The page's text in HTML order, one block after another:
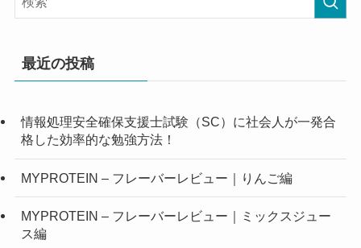
最近の投稿
情報処理安全確保支援士試験（SC）に社会人が一発合
格した効率的な勉強方法！
MYPROTEIN – フレーバーレビュー｜りんご編
MYPROTEIN – フレーバーレビュー｜ミックスジュー
ス編